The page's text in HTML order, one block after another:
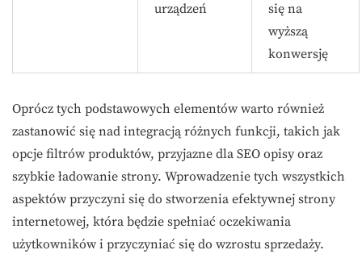
urządzeń
się na
wyższą
konwersję
Oprócz tych podstawowych elementów warto również
zastanowić się nad integracją różnych funkcji, takich jak
opcje filtrów produktów, przyjazne dla SEO opisy oraz
szybkie ładowanie strony. Wprowadzenie tych wszystkich
aspektów przyczyni się do stworzenia efektywnej strony
internetowej, która będzie spełniać oczekiwania
użytkowników i przyczyniać się do wzrostu sprzedaży.